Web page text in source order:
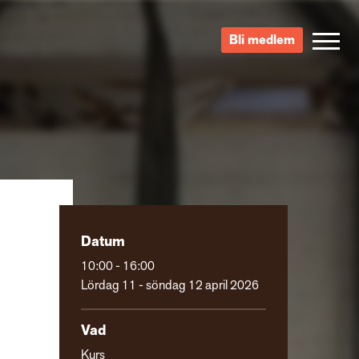
Bli medlem
Datum
10:00 - 16:00
Lördag 11 - söndag 12 april 2026
Vad
Kurs